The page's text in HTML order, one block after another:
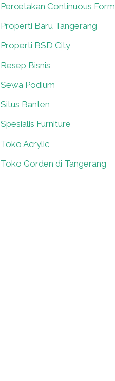
Percetakan Continuous Form
Properti Baru Tangerang
Properti BSD City
Resep Bisnis
Sewa Podium
Situs Banten
Spesialis Furniture
Toko Acrylic
Toko Gorden di Tangerang